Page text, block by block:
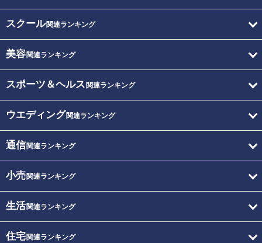
スクール関連ランキング
美容関連ランキング
スポーツ＆ヘルス 関連ランキング
ウエディング関連ランキング
通信関連ランキング
小売関連ランキング
生活関連ランキング
住宅関連ランキング